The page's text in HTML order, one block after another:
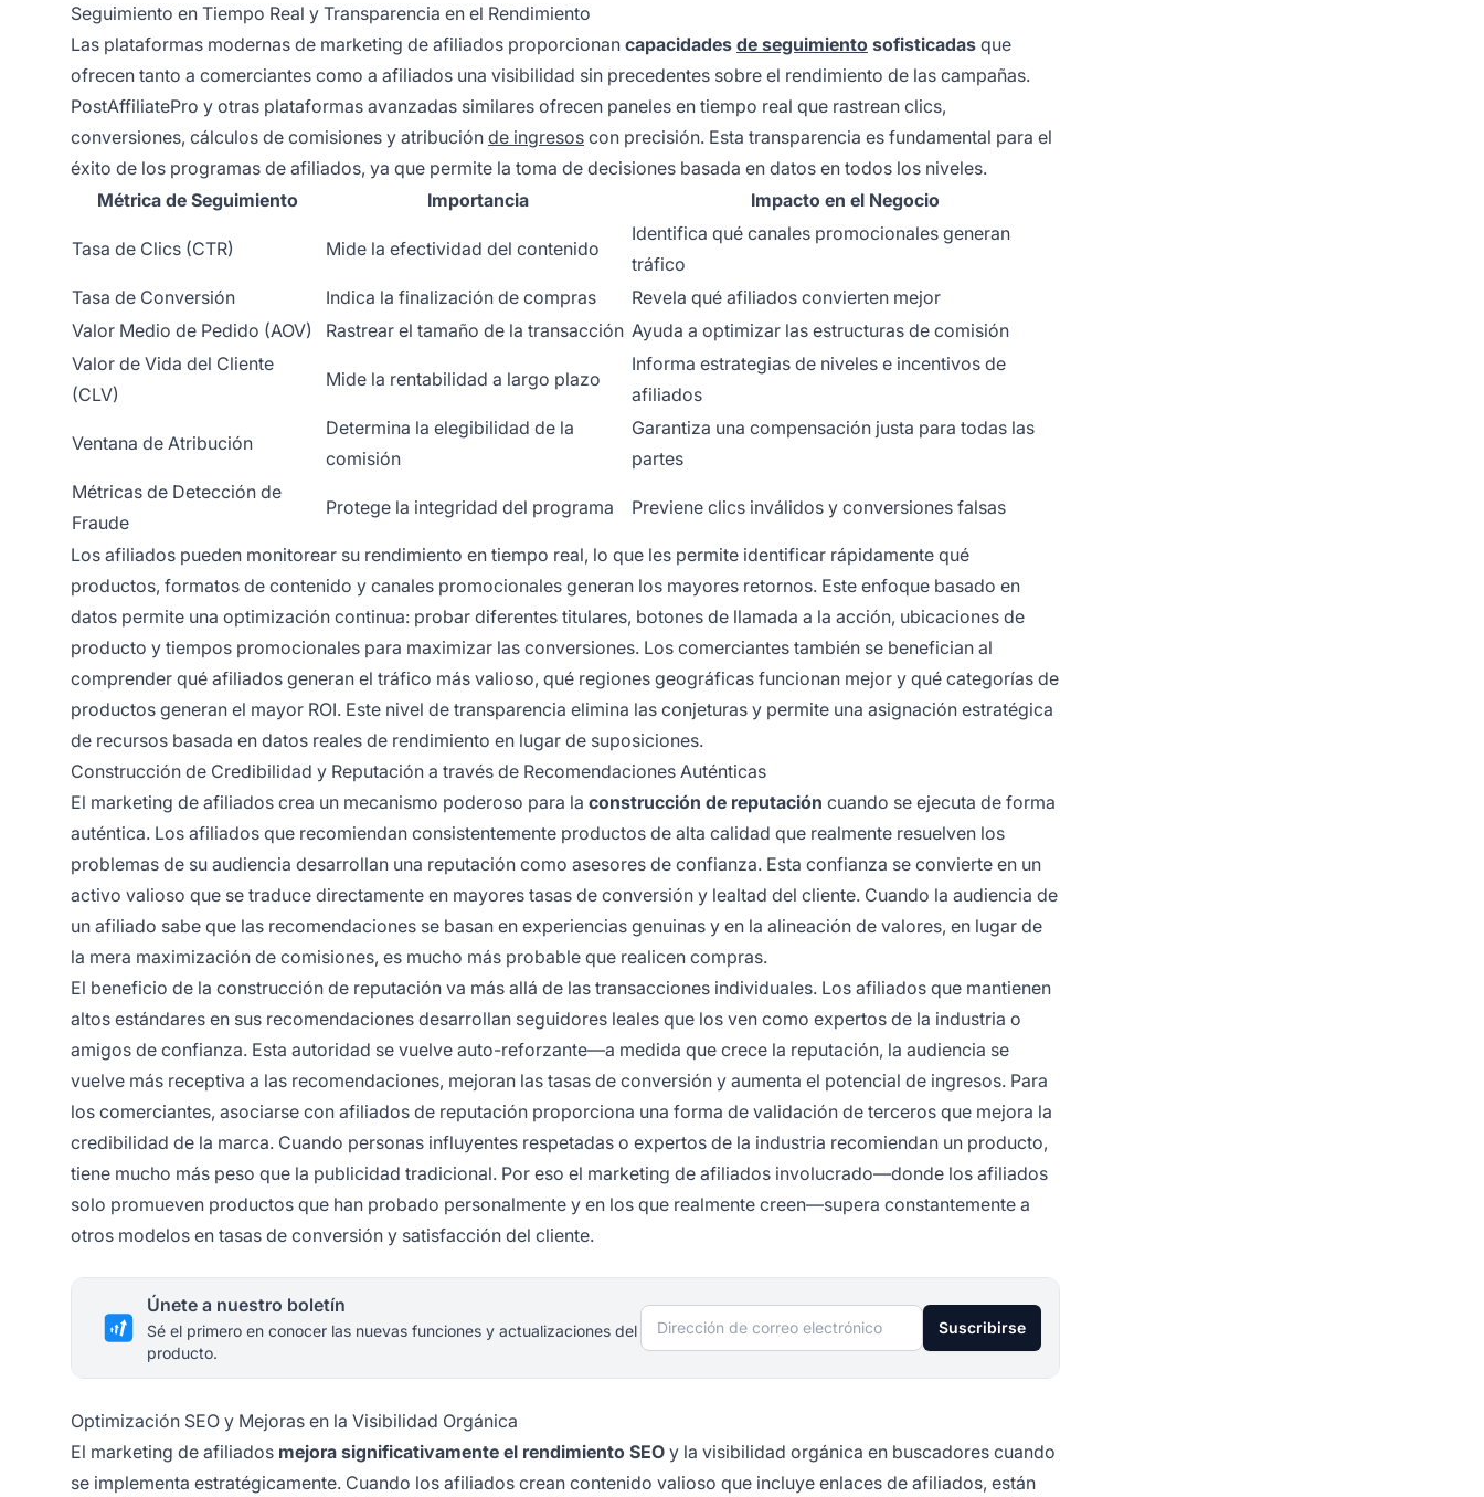
Seguimiento en Tiempo Real y Transparencia en el Rendimiento
Las plataformas modernas de marketing de afiliados proporcionan capacidades de seguimiento sofisticadas que
ofrecen tanto a comerciantes como a afiliados una visibilidad sin precedentes sobre el rendimiento de las campañas.
PostAffiliatePro y otras plataformas avanzadas similares ofrecen paneles en tiempo real que rastrean clics,
conversiones, cálculos de comisiones y atribución de ingresos con precisión. Esta transparencia es fundamental para el
éxito de los programas de afiliados, ya que permite la toma de decisiones basada en datos en todos los niveles.
Métrica de Seguimiento
Importancia Impacto en el Negocio
Tasa de Clics (CTR) Mide la efectividad del contenido
Identifica qué canales promocionales generan
tráfico
Tasa de Conversión
Indica la finalización de compras
Revela qué afiliados convierten mejor
Valor Medio de Pedido (AOV)
Rastrear el tamaño de la transacción Ayuda a optimizar las estructuras de comisión
Valor de Vida del Cliente
(CLV)
Mide la rentabilidad a largo plazo
Informa estrategias de niveles e incentivos de
afiliados
Ventana de Atribución
Determina la elegibilidad de la
comisión
Garantiza una compensación justa para todas las
partes
Métricas de Detección de
Fraude
Protege la integridad del programa Previene clics inválidos y conversiones falsas
Los afiliados pueden monitorear su rendimiento en tiempo real, lo que les permite identificar rápidamente qué
productos, formatos de contenido y canales promocionales generan los mayores retornos. Este enfoque basado en
datos permite una optimización continua: probar diferentes titulares, botones de llamada a la acción, ubicaciones de
producto y tiempos promocionales para maximizar las conversiones. Los comerciantes también se benefician al
comprender qué afiliados generan el tráfico más valioso, qué regiones geográficas funcionan mejor y qué categorías de
productos generan el mayor ROI. Este nivel de transparencia elimina las conjeturas y permite una asignación estratégica
de recursos basada en datos reales de rendimiento en lugar de suposiciones.
Construcción de Credibilidad y Reputación a través de Recomendaciones Auténticas
El marketing de afiliados crea un mecanismo poderoso para la construcción de reputación cuando se ejecuta de forma
auténtica. Los afiliados que recomiendan consistentemente productos de alta calidad que realmente resuelven los
problemas de su audiencia desarrollan una reputación como asesores de confianza. Esta confianza se convierte en un
activo valioso que se traduce directamente en mayores tasas de conversión y lealtad del cliente. Cuando la audiencia de
un afiliado sabe que las recomendaciones se basan en experiencias genuinas y en la alineación de valores, en lugar de
la mera maximización de comisiones, es mucho más probable que realicen compras.
El beneficio de la construcción de reputación va más allá de las transacciones individuales. Los afiliados que mantienen
altos estándares en sus recomendaciones desarrollan seguidores leales que los ven como expertos de la industria o
amigos de confianza. Esta autoridad se vuelve auto-reforzante—a medida que crece la reputación, la audiencia se
vuelve más receptiva a las recomendaciones, mejoran las tasas de conversión y aumenta el potencial de ingresos. Para
los comerciantes, asociarse con afiliados de reputación proporciona una forma de validación de terceros que mejora la
credibilidad de la marca. Cuando personas influyentes respetadas o expertos de la industria recomiendan un producto,
tiene mucho más peso que la publicidad tradicional. Por eso el marketing de afiliados involucrado—donde los afiliados
solo promueven productos que han probado personalmente y en los que realmente creen—supera constantemente a
otros modelos en tasas de conversión y satisfacción del cliente.
Únete a nuestro boletín
Sé el primero en conocer las nuevas funciones y actualizaciones del
producto.
Dirección de correo electrónico Suscribirse
Optimización SEO y Mejoras en la Visibilidad Orgánica
El marketing de afiliados mejora significativamente el rendimiento SEO y la visibilidad orgánica en buscadores cuando
se implementa estratégicamente. Cuando los afiliados crean contenido valioso que incluye enlaces de afiliados, están